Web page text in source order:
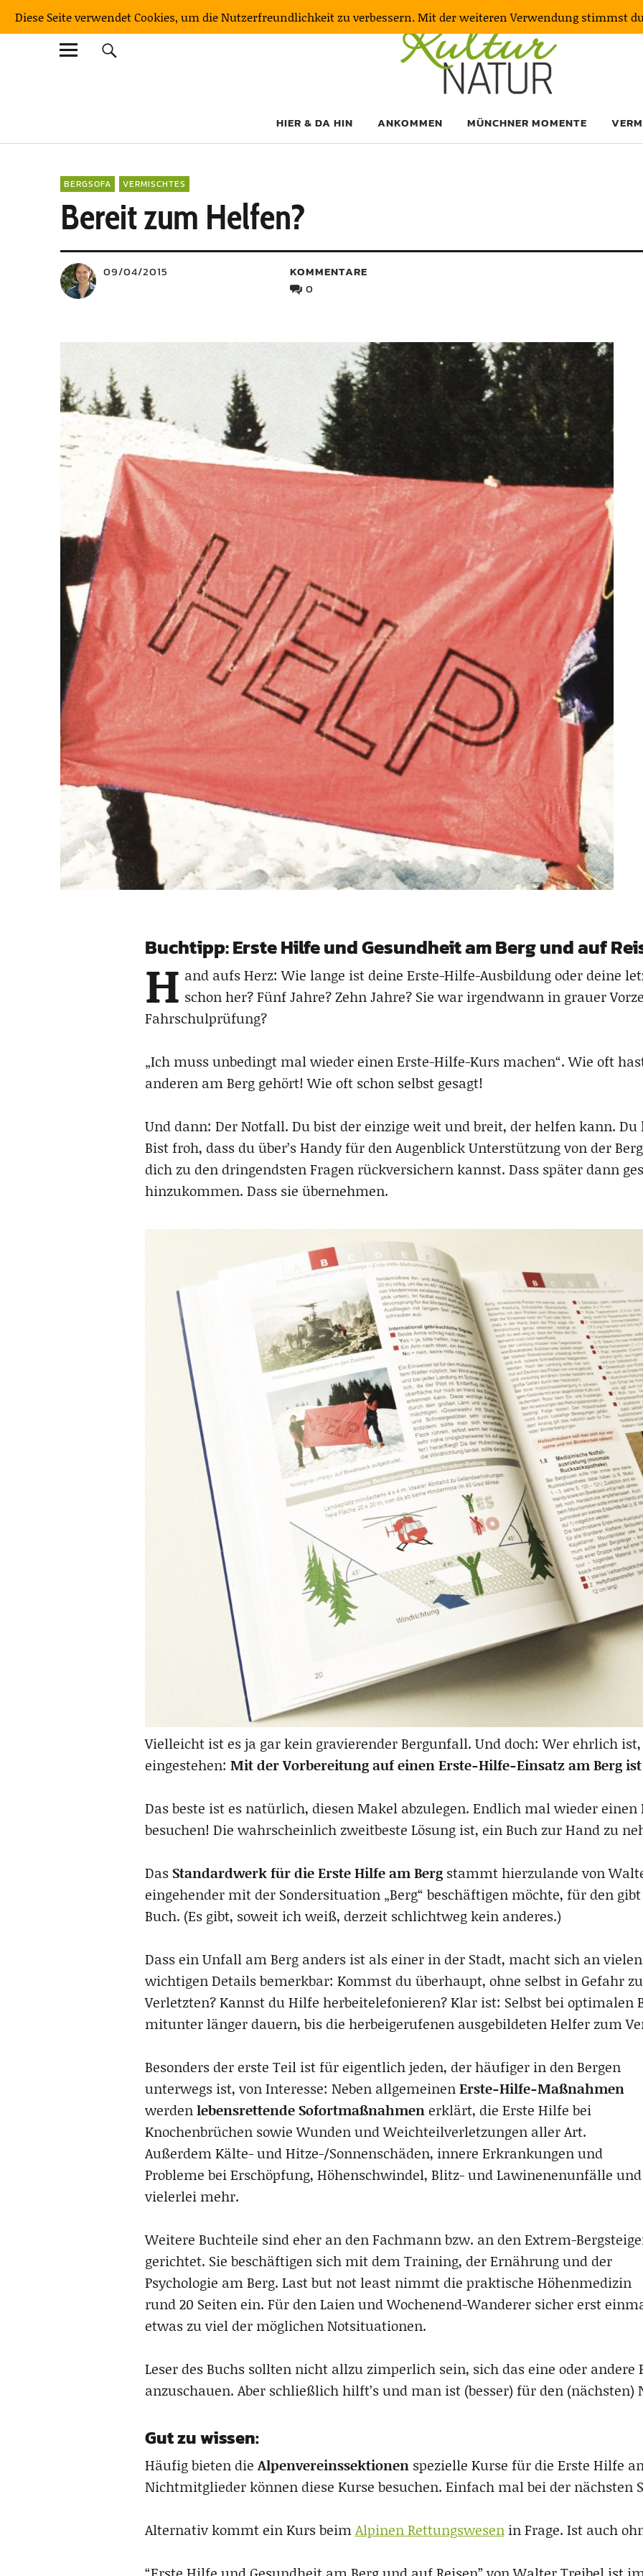
KulturNatur
HIER & DA HIN ANKOMMEN MÜNCHNER MOMENTE
BERGSOFA VERMISCHTES
Bereit zum Helfen?
09/04/2015
KOMMENTARE
0
Buchtipp: Erste Hilfe und Gesundheit am Berg und auf
H and aufs Herz: Wie lange ist deine Erste-Hilfe-Ausbildung oder deine
schon her? Fünf Jahre? Zehn Jahre? Sie war irgendwann in grauer
Fahrschulprüfung?
„Ich muss unbedingt mal wieder einen Erste-Hilfe-Kurs machen“. Wie oft
anderen am Berg gehört! Wie oft schon selbst gesagt!
Und dann: Der Notfall. Du bist der einzige weit und breit, der helfen kann. Du
Bist froh, dass du über’s Handy für den Augenblick Unterstützung von der
dich zu den dringendsten Fragen rückversichern kannst. Dass später dann
hinzukommen. Dass sie übernehmen.
Vielleicht ist es ja gar kein gravierender Bergunfall. Und doch: Wer ehrlich
eingestehen: Mit der Vorbereitung auf einen Erste-Hilfe-Einsatz am Berg
Das beste ist es natürlich, diesen Makel abzulegen. Endlich mal wieder
besuchen! Die wahrscheinlich zweitbeste Lösung ist, ein Buch zur Hand zu
DasStandardwerk für die Erste Hilfe am Bergstammt hierzulande von
eingehender mit der Sondersituation „Berg“ beschäftigen möchte, für den
Buch. (Es gibt, soweit ich weiß, derzeit schlichtweg kein anderes.)
Dass ein Unfall am Berg anders ist als einer in der Stadt, macht sich an
wichtigen Details bemerkbar: Kommst du überhaupt, ohne selbst in Gefahr
Verletzten? Kannst du Hilfe herbeitelefonieren? Klar ist: Selbst bei optimalen
mitunter länger dauern, bis die herbeigerufenen ausgebildeten Helfer zum
Besonders der erste Teil ist für eigentlich jeden, der häufiger in den Bergen
unterwegs ist, von Interesse: Neben allgemeinenErste-Hilfe-Maßnahmen
werdenlebensrettende Sofortmaßnahmenerklärt, die Erste Hilfe bei
Knochenbrüchen sowie Wunden und Weichteilverletzungen aller Art.
Außerdem Kälte- und Hitze-/Sonnenschäden, innere Erkrankungen und
Probleme bei Erschöpfung, Höhenschwindel, Blitz- und Lawinenenunfälle und
vielerlei mehr.
Weitere Buchteile sind eher an den Fachmann bzw. an den Extrem-
gerichtet. Sie beschäftigen sich mit dem Training, der Ernährung und der
Psychologie am Berg. Last but not least nimmt die praktische Höhenmedizin
rund 20 Seiten ein. Für den Laien und Wochenend-Wanderer sicher erst
etwas zu viel der möglichen Notsituationen.
Leser des Buchs sollten nicht allzu zimperlich sein, sich das eine oder andere
anzuschauen. Aber schließlich hilft’s und man ist (besser) für den
Gut zu wissen:
Häufig bieten dieAlpenvereinssektionenspezielle Kurse für die Erste Hilfe
Nichtmitglieder können diese Kurse besuchen. Einfach mal bei der nächsten
Alternativ kommt ein Kurs beimAlpinen Rettungswesenin Frage. Ist auch
Diese Seite verwendet Cookies, um die Nutzerfreundlichkeit zu verbessern. Mit der weiteren Verwendung stimmst